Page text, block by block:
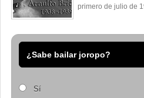
primero de julio de
¿Sabe bailar joropo?
Sí